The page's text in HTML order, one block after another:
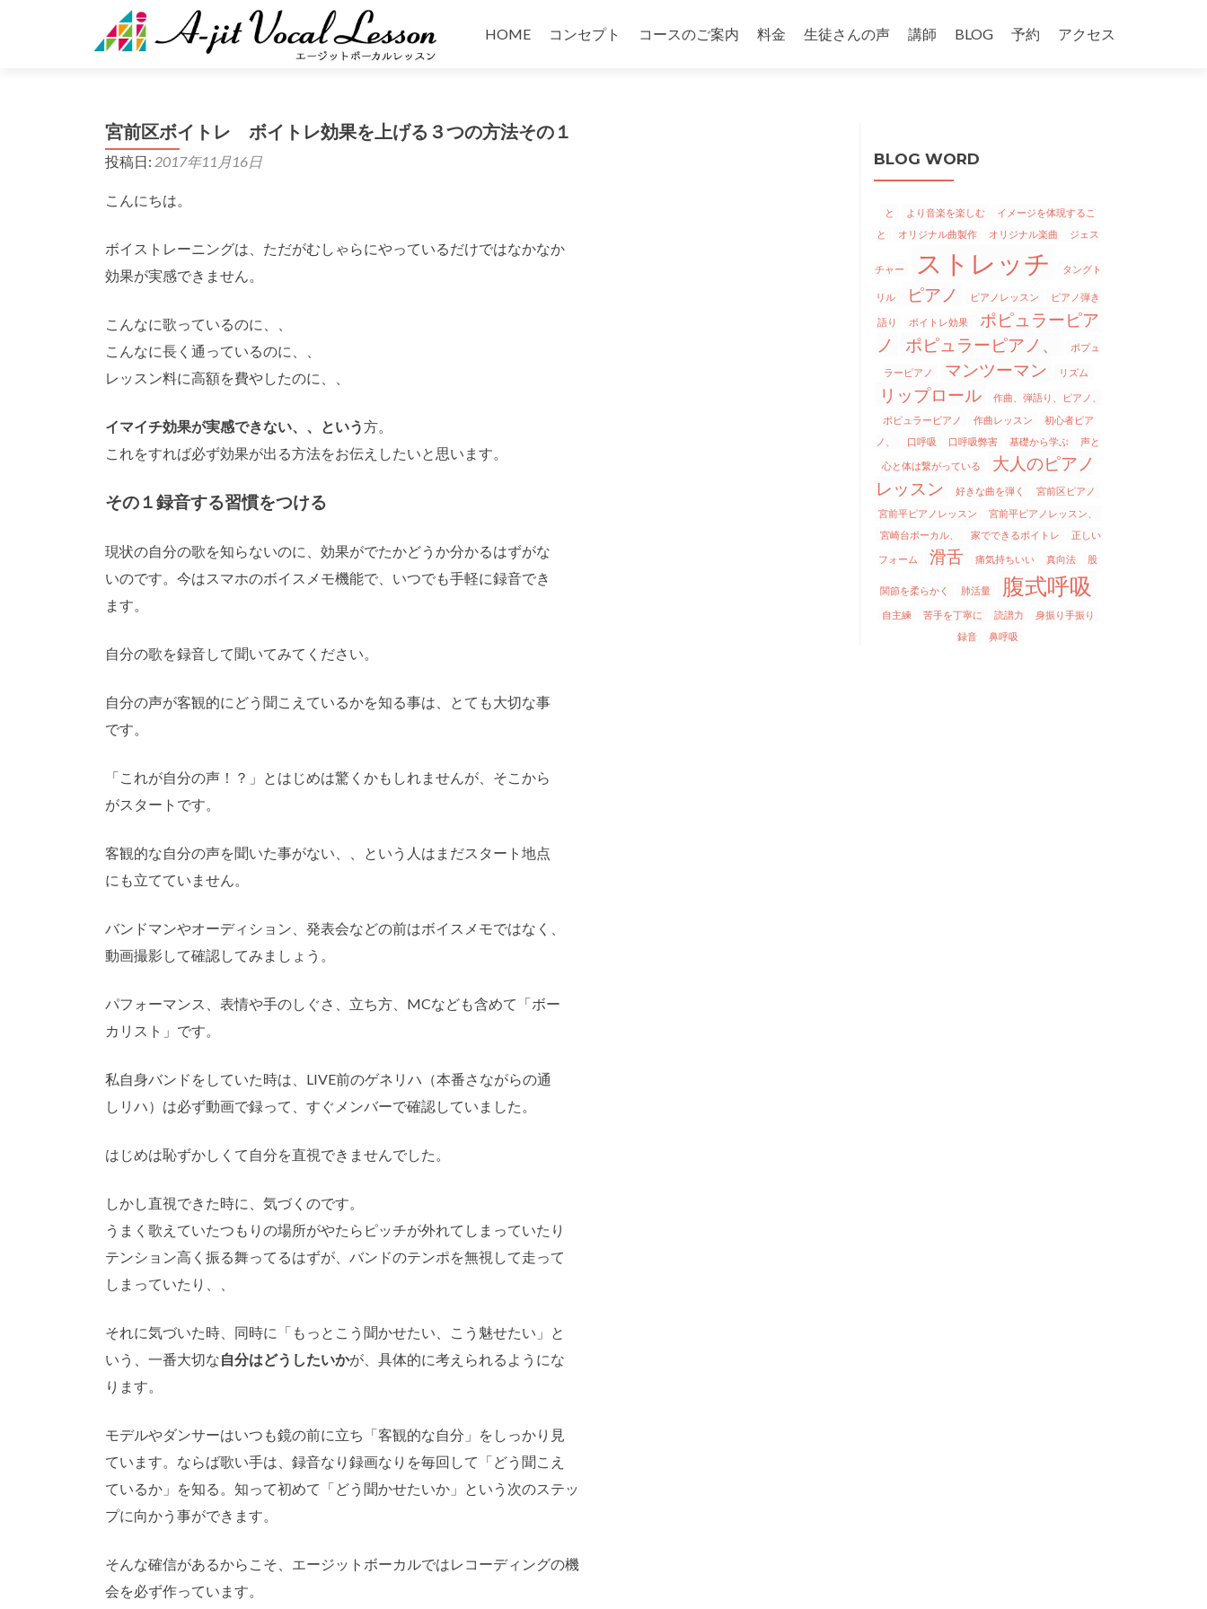
ン
ス
HOME コンセプト コースのご案内 料金 生徒さんの声 講師 BLOG 予約 アクセス
宮前区ボイトレ ボイトレ効果を上げる３つの方法その１
投稿日: 2017年11月16日
こんにちは。
ボイストレーニングは、ただがむしゃらにやっているだけではなかなか
効果が実感できません。
こんなに歌っているのに、、
こんなに長く通っているのに、、
レッスン料に高額を費やしたのに、、
イマイチ効果が実感できない、、という方。
これをすれば必ず効果が出る方法をお伝えしたいと思います。
その１録音する習慣をつける
現状の自分の歌を知らないのに、効果がでたかどうか分かるはずがな
いのです。今はスマホのボイスメモ機能で、いつでも手軽に録音でき
ます。
自分の歌を録音して聞いてみてください。
自分の声が客観的にどう聞こえているかを知る事は、とても大切な事
です。
「これが自分の声！？」とはじめは驚くかもしれませんが、そこから
がスタートです。
客観的な自分の声を聞いた事がない、、という人はまだスタート地点
にも立てていません。
バンドマンやオーディション、発表会などの前はボイスメモではなく、
動画撮影して確認してみましょう。
パフォーマンス、表情や手のしぐさ、立ち方、MCなども含めて「ボー
カリスト」です。
私自身バンドをしていた時は、LIVE前のゲネリハ（本番さながらの通
しリハ）は必ず動画で録って、すぐメンバーで確認していました。
はじめは恥ずかしくて自分を直視できませんでした。
しかし直視できた時に、気づくのです。
うまく歌えていたつもりの場所がやたらピッチが外れてしまっていたり
テンション高く振る舞ってるはずが、バンドのテンポを無視して走って
しまっていたり、、
それに気づいた時、同時に「もっとこう聞かせたい、こう魅せたい」と
いう、一番大切な自分はどうしたいかが、具体的に考えられるようにな
ります。
モデルやダンサーはいつも鏡の前に立ち「客観的な自分」をしっかり見
ています。ならば歌い手は、録音なり録画なりを毎回して「どう聞こえ
ているか」を知る。知って初めて「どう聞かせたいか」という次のステッ
プに向かう事ができます。
そんな確信があるからこそ、エージットボーカルではレコーディングの機
会を必ず作っています。
BLOG WORD
と より音楽を楽しむ
イメージを体現するこ
と
オリジナル曲製作 オリジナル楽曲 ジェス
チャー ストレッチ タングト
リル ピアノ ピアノレッスン ピアノ弾き
語り ボイトレ効果
ポピュラーピア
ノ
ポピュラーピアノ、 ポプュ
ラーピアノ マンツーマン リズム
リップロール
作曲、弾語り、ピアノ、
ポピュラーピアノ
作曲レッスン
初心者ピア
ノ、
口呼吸 口呼吸弊害 基礎から学ぶ 声と
心と体は繋がっている
大人のピアノ
レッスン
好きな曲を弾く
宮前区ピアノ
宮前平ピアノレッスン
宮前平ピアノレッスン、
宮崎台ボーカル、
家でできるボイトレ 正しい
フォーム 滑舌 痛気持ちいい 真向法 股
関節を柔らかく 肺活量 腹式呼吸
自主練 苦手を丁寧に 読譜力
身振り手振り
録音
鼻呼吸